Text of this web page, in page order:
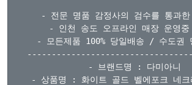
- 전문 명품 감정사의 검수를 통과한
- 인천 송도 오프라인 매장 운영중
- 모든제품 100% 당일배송 / 수도권
- 브랜드명 : 다미아니
- 상품명 : 화이트 골드 벨에포크 네크